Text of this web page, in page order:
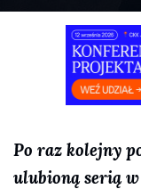
Po raz kolejny
ulubioną serią